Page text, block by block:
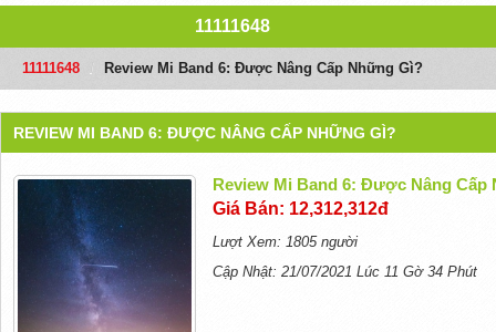
11111648
11111648 Review Mi Band 6: Được Nâng Cấp Những Gì?
REVIEW MI BAND 6: ĐƯỢC NÂNG CẤP NHỮNG GÌ?
Review Mi Band 6: Được Nâng Cấp
Giá Bán: 12,312,312đ
Lượt Xem: 1805 người
Cập Nhật: 21/07/2021 Lúc 11 Gờ 34 Phút